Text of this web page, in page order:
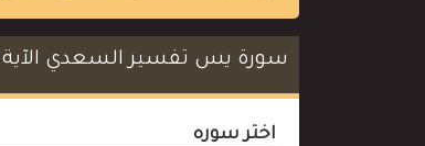
سورة يس تفسير السعدي الآية 77
اختر سوره